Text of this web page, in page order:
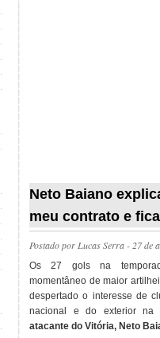
Neto Baiano
meu contrato e
Postado porLucas Serra- 27 de
Os 27 gols na
momentâneo de maior
despertado o interesse de
nacional e do exterior na
atacante do Vitória, Neto